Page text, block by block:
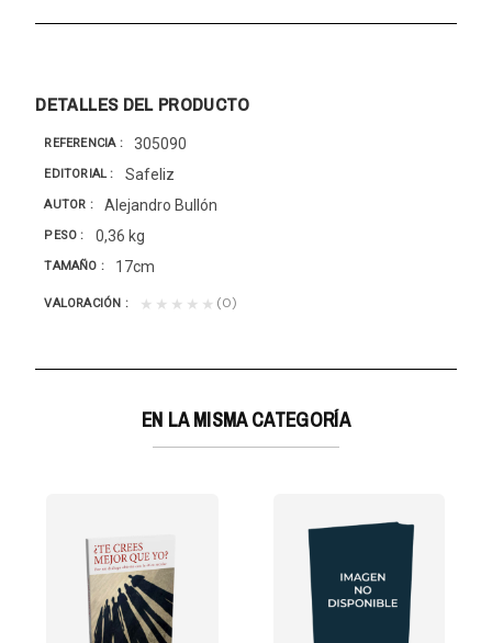
DETALLES DEL PRODUCTO
REFERENCIA 305090
EDITORIAL Safeliz
AUTOR Alejandro Bullón
PESO 0,36 kg
TAMAÑO 17cm
VALORACIÓN ★★★★★ (0)
EN LA MISMA CATEGORÍA